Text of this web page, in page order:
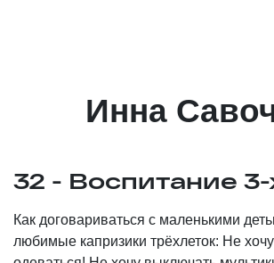
Инна
32 - Воспитание 3-
Как договариваться с маленькими
любимые капризики трёхлеток: Не